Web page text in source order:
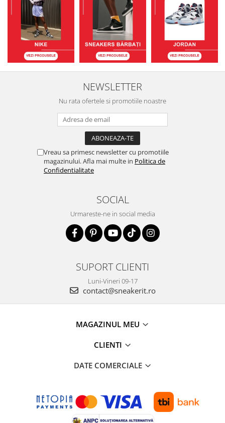
NEWSLETTER
Nu rata ofertele si promotiile noastre
Vreau sa primesc newsletter cu promotiile
magazinului. Afla mai multe in Politica de
Confidentialitate
SOCIAL
Urmareste-ne in social media
SUPORT CLIENTI
Luni-Vineri 09-17
contact@sneakerit.ro
MAGAZINUL MEU
CLIENTI
DATE COMERCIALE